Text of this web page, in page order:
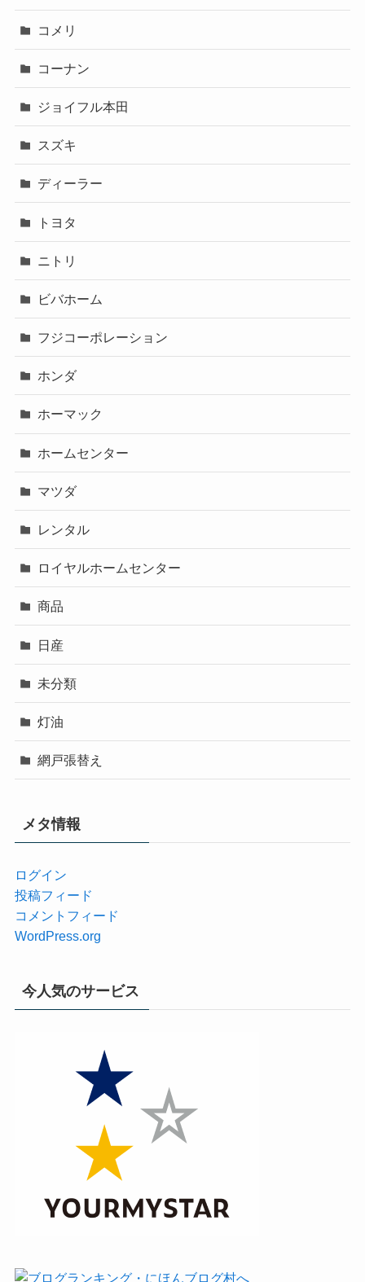
コメリ
コーナン
ジョイフル本田
スズキ
ディーラー
トヨタ
ニトリ
ビバホーム
フジコーポレーション
ホンダ
ホーマック
ホームセンター
マツダ
レンタル
ロイヤルホームセンター
商品
日産
未分類
灯油
網戸張替え
メタ情報
ログイン
投稿フィード
コメントフィード
WordPress.org
今人気のサービス